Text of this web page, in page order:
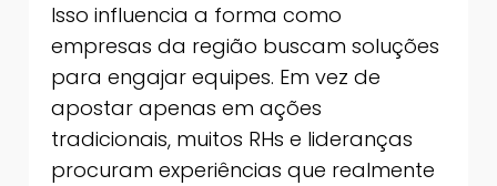
Isso influencia a forma como
empresas da região buscam soluções
para engajar equipes. Em vez de
apostar apenas em ações
tradicionais, muitos RHs e lideranças
procuram experiências que realmente